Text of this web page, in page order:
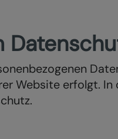
Website erfolgt.